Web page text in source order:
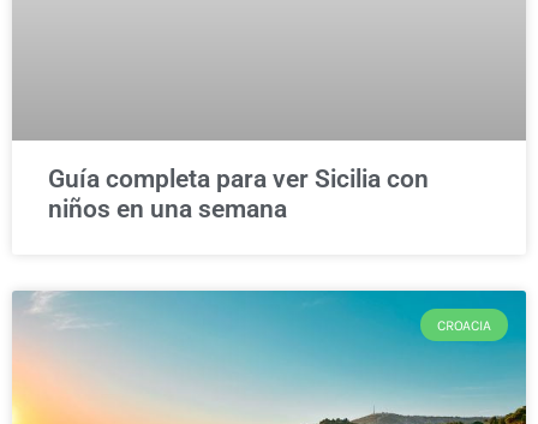
Guía completa para ver Sicilia con
niños en una semana
CROACIA